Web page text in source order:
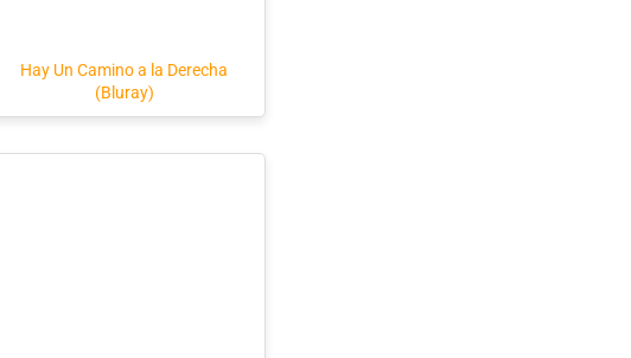
Hay Un Camino a la Derecha
(Bluray)